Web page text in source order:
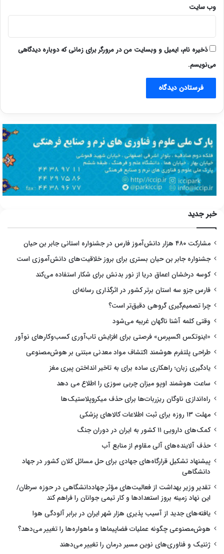
وب‌ سایت
ذخیره نام، ایمیل و وبسایت من در مرورگر برای زمانی که دوباره دیدگاهی
می‌نویسم.
خبر جدید
مشارکت ۴۸۰ هزار دانش‌آموز فارس در جشنواره استانی جابر بن حیان
جشنواره جابر بن حیان بستری برای بروز خلاقیت‌های دانش‌آموزی است
کوسه درخشان اعماق دریا از نور بدنش برای شکار استفاده می‌کند
فارس جزو سه استان برتر کشور در اثرگذاری رسانه‌ای
چرا تصمیم‌گیری گروهی دقیق‌تر است؟
وقتی کلمه آشنا ناگهان غریبه می‌شود
«اینوتکس اکسپرس» فرصتی برای افزایش تاب‌آوری کسب‌وکارهای نوآور
طراحی پلتفرم هوشمند اکتشاف مواد معدنی مبتنی بر هوش‌مصنوعی
یادگیری زبان؛ راهکاری ساده برای به تاخیر انداختن پیری مغز
ساعت هوشمند اوپو میزان چربی سوزی را اطلاع می دهد
راه‌اندازی ناوگان ریزربات‌ها برای حذف میکروپلاستیک‌ها
مهلت ۱۳ روزه برای ثبت اطلاعات کالاهای پزشکی
کمک‌های دارویی ۱۱ کشور به ایران در دوران جنگ
حذف آلاینده‌های آلی مقاوم از منابع آب
پیشنهاد تشکیل قرارگاه‌های جهادی برای حل مسائل کلان کشور در جهاد
دانشگاهی
تقدیر وزیر بهداشت از فعالیت‌های مؤثر جهاددانشگاهی در حوزه سرطان/
این نهاد زمینه بروز استعدادها و کار تیمی جوانان را فراهم کند
یافته‌های جدید از آسیب پذیری هزار شهر ایران در برابر آلودگی هوا
هوش‌مصنوعی چگونه عملیات فضاپیماها و ماهواره‌ها را تغییر می‌دهد؟
ژنتیک و فناوری‌های نوین مسیر درمان را تغییر می‌دهند